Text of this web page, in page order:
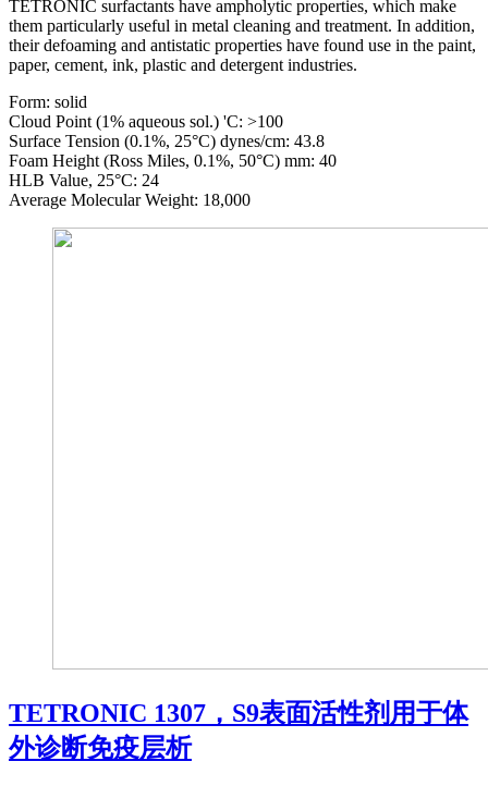
TETRONIC surfactants have ampholytic properties, which make
them particularly useful in metal cleaning and treatment. In addition,
their defoaming and antistatic properties have found use in the paint,
paper, cement, ink, plastic and detergent industries.
Form: solid
Cloud Point (1% aqueous sol.) 'C: >100
Surface Tension (0.1%, 25°C) dynes/cm: 43.8
Foam Height (Ross Miles, 0.1%, 50°C) mm: 40
HLB Value, 25°C: 24
Average Molecular Weight: 18,000
TETRONIC 1307，S9表面活性剂用于体
外诊断免疫层析